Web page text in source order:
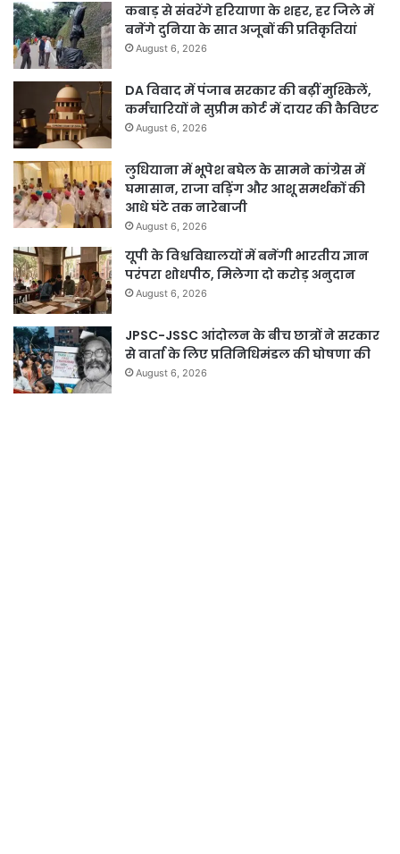
कबाड़ से संवरेंगे हरियाणा के शहर, हर जिले में
बनेंगे दुनिया के सात अजूबों की प्रतिकृतियां
August 6, 2026
DA विवाद में पंजाब सरकार की बढ़ीं मुश्किलें,
कर्मचारियों ने सुप्रीम कोर्ट में दायर की कैविएट
August 6, 2026
लुधियाना में भूपेश बघेल के सामने कांग्रेस में
घमासान, राजा वड़िंग और आशू समर्थकों की
आधे घंटे तक नारेबाजी
August 6, 2026
यूपी के विश्वविद्यालयों में बनेंगी भारतीय ज्ञान
परंपरा शोधपीठ, मिलेगा दो करोड़ अनुदान
August 6, 2026
JPSC-JSSC आंदोलन के बीच छात्रों ने सरकार
से वार्ता के लिए प्रतिनिधिमंडल की घोषणा की
August 6, 2026